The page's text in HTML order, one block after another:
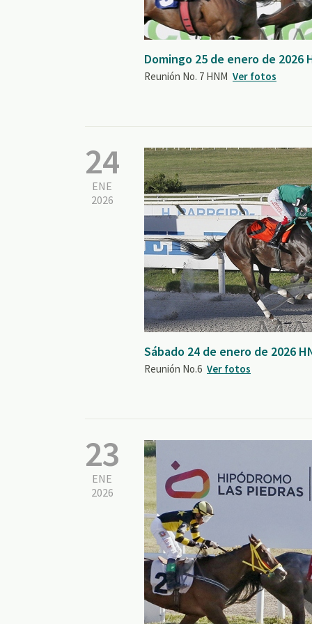
Domingo 25 de enero de 2026
Reunión No. 7 HNM Ver fotos
24
ENE
2026
Sábado 24 de enero de 2026
Reunión No.6 Ver fotos
23
ENE
2026